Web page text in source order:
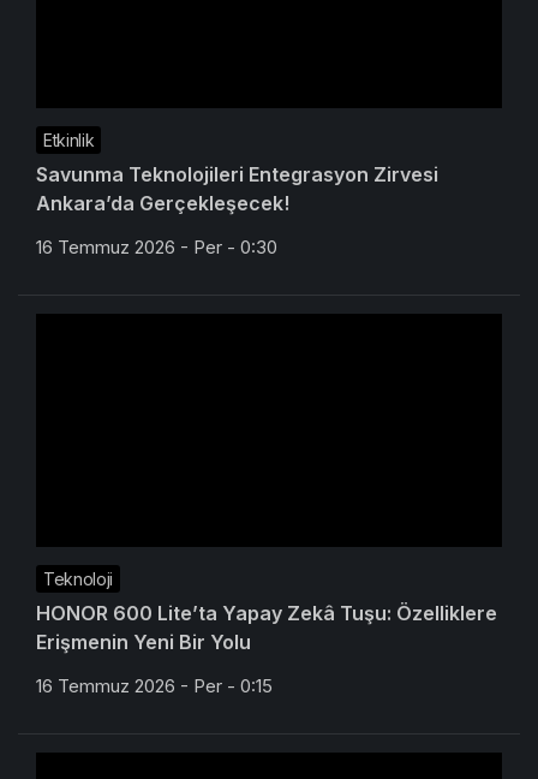
Etkinlik
Savunma Teknolojileri Entegrasyon Zirvesi
Ankara’da Gerçekleşecek!
16 Temmuz 2026 - Per - 0:30
Teknoloji
HONOR 600 Lite’ta Yapay Zekâ Tuşu: Özelliklere
Erişmenin Yeni Bir Yolu
16 Temmuz 2026 - Per - 0:15